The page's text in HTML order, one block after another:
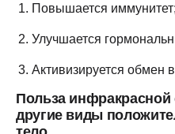
Повышается иммунитет;
Улучшается
Активизируется обмен
Польза
другие виды